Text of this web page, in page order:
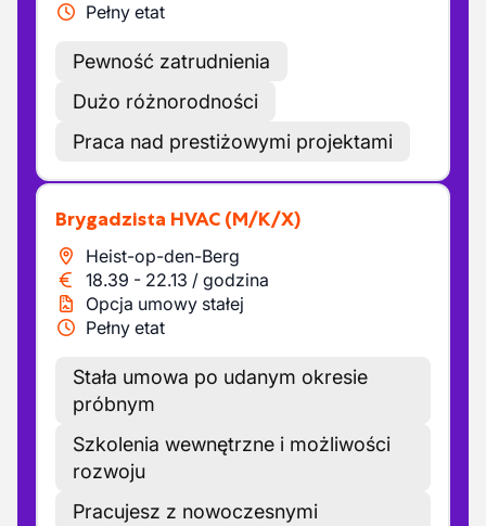
Pełny etat
Pewność zatrudnienia
Dużo różnorodności
Praca nad prestiżowymi projektami
Brygadzista HVAC (M/K/X)
Heist-op-den-Berg
18.39 - 22.13 / godzina
Opcja umowy stałej
Pełny etat
Stała umowa po udanym okresie
próbnym
Szkolenia wewnętrzne i możliwości
rozwoju
Pracujesz z nowoczesnymi